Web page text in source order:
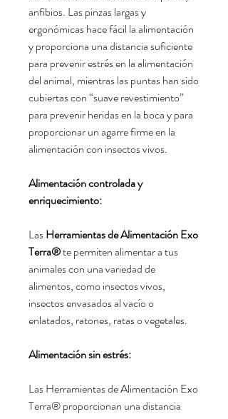
anfibios. Las pinzas largas y
ergonómicas hace fácil la alimentación
y proporciona una distancia suficiente
para prevenir estrés en la alimentación
del animal, mientras las puntas han sido
cubiertas con “suave revestimiento”
para prevenir heridas en la boca y para
proporcionar un agarre firme en la
alimentación con insectos vivos.
Alimentación controlada y
enriquecimiento:
LasHerramientas de Alimentación Exo
Terra®te permiten alimentar a tus
animales con una variedad de
alimentos,como insectos vivos,
insectos envasados al vacío o
enlatados, ratones, ratas o vegetales.
Alimentación sin estrés:
Las Herramientas de Alimentación Exo
Terra® proporcionan una distancia